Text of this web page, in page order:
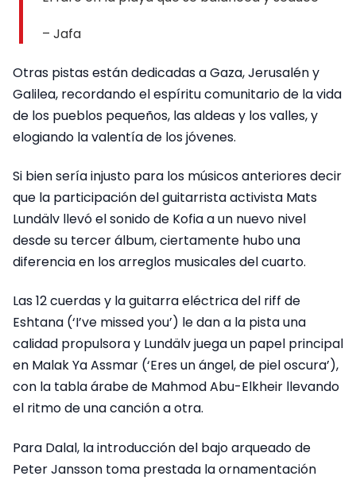
– Jafa
Otras pistas están dedicadas a Gaza, Jerusalén y
Galilea, recordando el espíritu comunitario de la vida
de los pueblos pequeños, las aldeas y los valles, y
elogiando la valentía de los jóvenes.
Si bien sería injusto para los músicos anteriores decir
que la participación del guitarrista activista Mats
Lundälv llevó el sonido de Kofia a un nuevo nivel
desde su tercer álbum, ciertamente hubo una
diferencia en los arreglos musicales del cuarto.
Las 12 cuerdas y la guitarra eléctrica del riff de
Eshtana (‘I’ve missed you’) le dan a la pista una
calidad propulsora y Lundälv juega un papel principal
en Malak Ya Assmar (‘Eres un ángel, de piel oscura’),
con la tabla árabe de Mahmod Abu-Elkheir llevando
el ritmo de una canción a otra.
Para Dalal, la introducción del bajo arqueado de
Peter Jansson toma prestada la ornamentación